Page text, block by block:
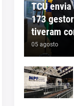
TCU
173
tiveram
05 agosto